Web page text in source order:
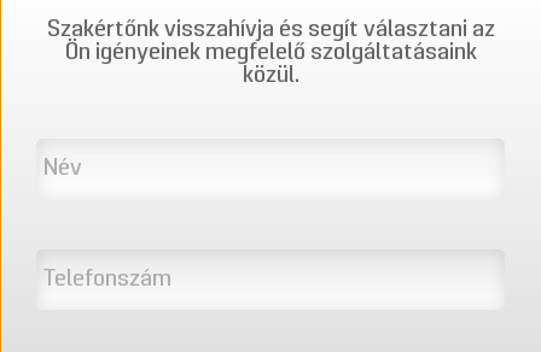
Szakértőnk visszahívja és segít választani az
Ön igényeinek megfelelő szolgáltatásaink
közül.